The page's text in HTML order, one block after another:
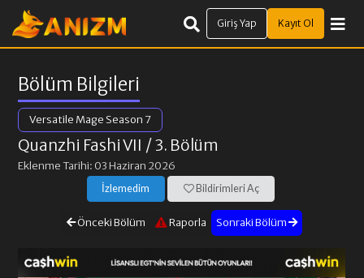
Giriş Yap Kayıt Ol
Bölüm Bilgileri
Versatile Mage Season 7
Quanzhi Fashi VII / 3. Bölüm
Eklenme Tarihi: 03 Haziran 2026
İzlemedim Bildirimleri Aç
Önceki Bölüm Raporla Sonraki Bölüm